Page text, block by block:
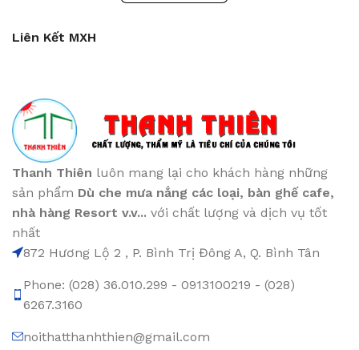
Liên Kết MXH
Thanh Thiên luôn mang lại cho khách hàng những
sản phẩm Dù che mưa nắng các loại, bàn ghế cafe,
nhà hàng Resort v.v... với chất lượng và dịch vụ tốt
nhất
872 Hương Lộ 2 , P. Bình Trị Đông A, Q. Bình Tân
Phone: (028) 36.010.299 - 0913100219 - (028)
6267.3160
noithatthanhthien@gmail.com